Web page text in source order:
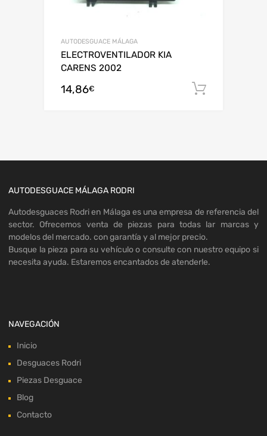
AUTODESGUACE MÁLAGA
ELECTROVENTILADOR KIA
CARENS 2002
14,86€
AUTODESGUACE MÁLAGA RODRI
Autodesguaces Rodri en Málaga es una empresa de referencia del
sector. Ofrecemos venta de piezas para todas lar marcas y
modelos del mercado. con garantía y al mejor precio.
Busque la pieza para su vehículo o consulte con nuestro equipo si
necesita ayuda. Estaremos encantados de atenderle.
NAVEGACIÓN
Inicio
Desguaces Rodri
Piezas Desguace
Blog
Contacto